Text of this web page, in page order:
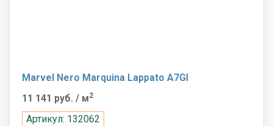
Marvel Nero Marquina Lappato A7GI
11 141 руб. / м2
Артикул: 132062